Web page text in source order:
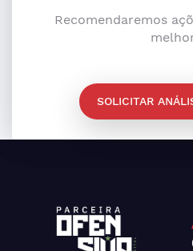
Recomendaremos
SOLICITAR